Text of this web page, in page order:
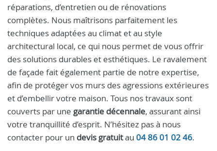
réparations, d’entretien ou de rénovations
complètes. Nous maîtrisons parfaitement les
techniques adaptées au climat et au style
architectural local, ce qui nous permet de vous offrir
des solutions durables et esthétiques. Le ravalement
de façade fait également partie de notre expertise,
afin de protéger vos murs des agressions extérieures
et d’embellir votre maison. Tous nos travaux sont
couverts par une garantie décennale, assurant ainsi
votre tranquillité d’esprit. N’hésitez pas à nous
contacter pour un devis gratuitau 04 86 01 02 46.